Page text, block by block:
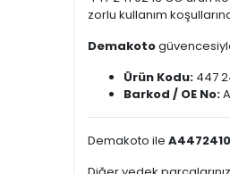
zorlu kullanım
Demakoto
Ürün Kodu: 447
Barkod / OE No:
Demakoto ile